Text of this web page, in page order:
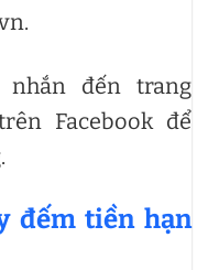
nhắn đến trang
Facebook để
đếm tiền hạn